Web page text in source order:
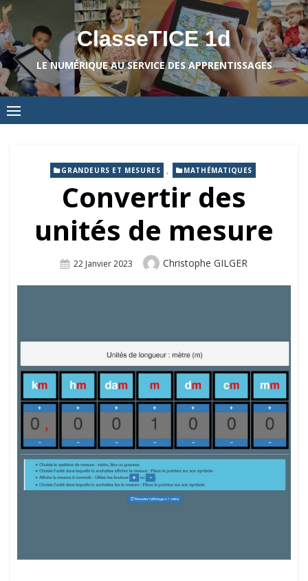
Skip
to
content
ClasseTICE 1d
LE NUMÉRIQUE AU SERVICE DES APPRENTISSAGES
GRANDEURS ET MESURES , MATHÉMATIQUES
Convertir des
unités de mesure
Posted
22 Janvier 2023 Author
Christophe GILGER